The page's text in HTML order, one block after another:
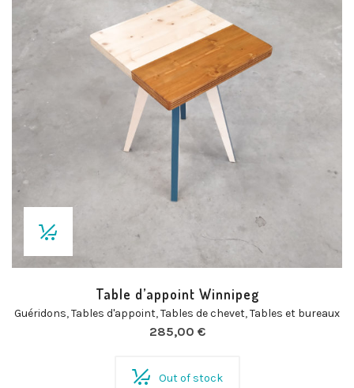
Table d’appoint Winnipeg
Guéridons,Tables d'appoint,Tables de chevet,Tables et bureaux
285,00 €
Out of stock